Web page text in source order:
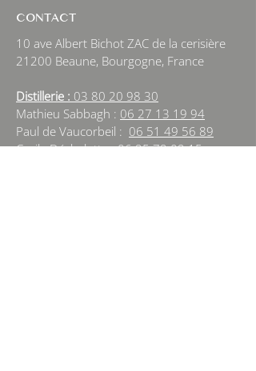
CONTACT
10 ave Albert Bichot ZAC de la cerisière
21200 Beaune, Bourgogne, France
Distillerie : 03 80 20 98 30
Mathieu Sabbagh : 06 27 13 19 94
Paul de Vaucorbeil : 06 51 49 56 89
Cecile Déchelotte :06 95 79 09 15